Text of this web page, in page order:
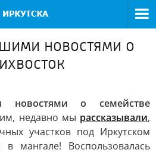
новостями о
новостями о семействе
недавно мы рассказывали,
участков под Иркутском
в мангале! Воспользовалась